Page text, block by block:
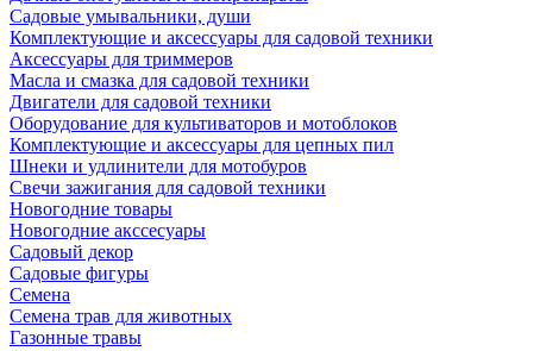
Садовые умывальники, души
Комплектующие и аксессуары для садовой техники
Аксессуары для триммеров
Масла и смазка для садовой техники
Двигатели для садовой техники
Оборудование для культиваторов и мотоблоков
Комплектующие и аксессуары для цепных пил
Шнеки и удлинители для мотобуров
Свечи зажигания для садовой техники
Новогодние товары
Новогодние акссесуары
Садовый декор
Садовые фигуры
Семена
Семена трав для животных
Газонные травы